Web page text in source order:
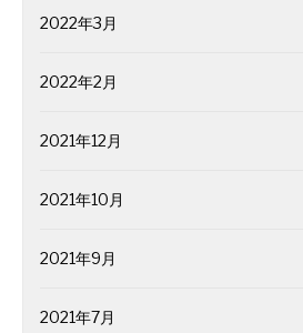
2022年3月
2022年2月
2021年12月
2021年10月
2021年9月
2021年7月